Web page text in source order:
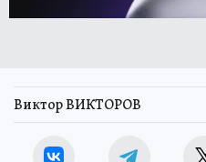
Виктор ВИКТОРОВ